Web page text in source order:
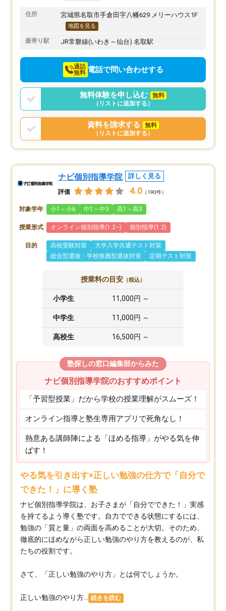
駅前なので送り迎えが少々負担になっ
ていますが、それを加味しても通って
損はないなと感じています。
塾だと思います。
住所 宮城県名取市手倉田字八幡629 メリーハウス1F
地図を見る
最寄り駅 JR常磐線(いわき～仙台) 名取駅
通話
無料 電話で問い合わせする
無料体験を申し込む
無料
（リストに追加する）
資料を請求する
無料
（リストに追加する）
ナビ個別指導学院 詳しく見る
評価 4.0 （190件）
対象学年 小1～小6 中1～中3 高1～高3
授業形式 オンライン個別指導(1:2~) 個別指導(1:2)
目的 高校受験対策
大学入学共通テスト対策
総合型選抜・学校推薦型選抜対策
定期テスト対策
授業料の目安 （税込）
小学生 11,000円 ～
中学生 11,000円 ～
高校生 16,500円 ～
塾探しの窓口編集部からみた
ナビ個別指導学院のおすすめポイント
「予習型授業」だから学校の授業理解がスムーズ！
オンライン指導と塾生専用アプリで死角なし！
熱意ある講師陣による「ほめる指導」がやる気を伸
ばす！
やる気を引き出す×正しい勉強の仕方で「自分で
できた！」に導く塾
ナビ個別指導学院は、お子さまが「自分でできた！」実感
を持てるよう導く塾です。自力でできる状態にするには、
勉強の「質と量」の両面を高めることが大切。そのため、
徹底的にほめながら正しい勉強のやり方を教えるのが、私
たちの役割です。
さて、「正しい勉強のやり方」とは何でしょうか。
正しい勉強のやり方... 続きを読む